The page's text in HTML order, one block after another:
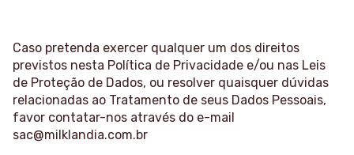
Caso pretenda exercer qualquer um dos direitos
previstos nesta Política de Privacidade e/ou nas Leis
de Proteção de Dados, ou resolver quaisquer dúvidas
relacionadas ao Tratamento de seus Dados Pessoais,
favor contatar-nos através do e-mail
sac@milklandia.com.br